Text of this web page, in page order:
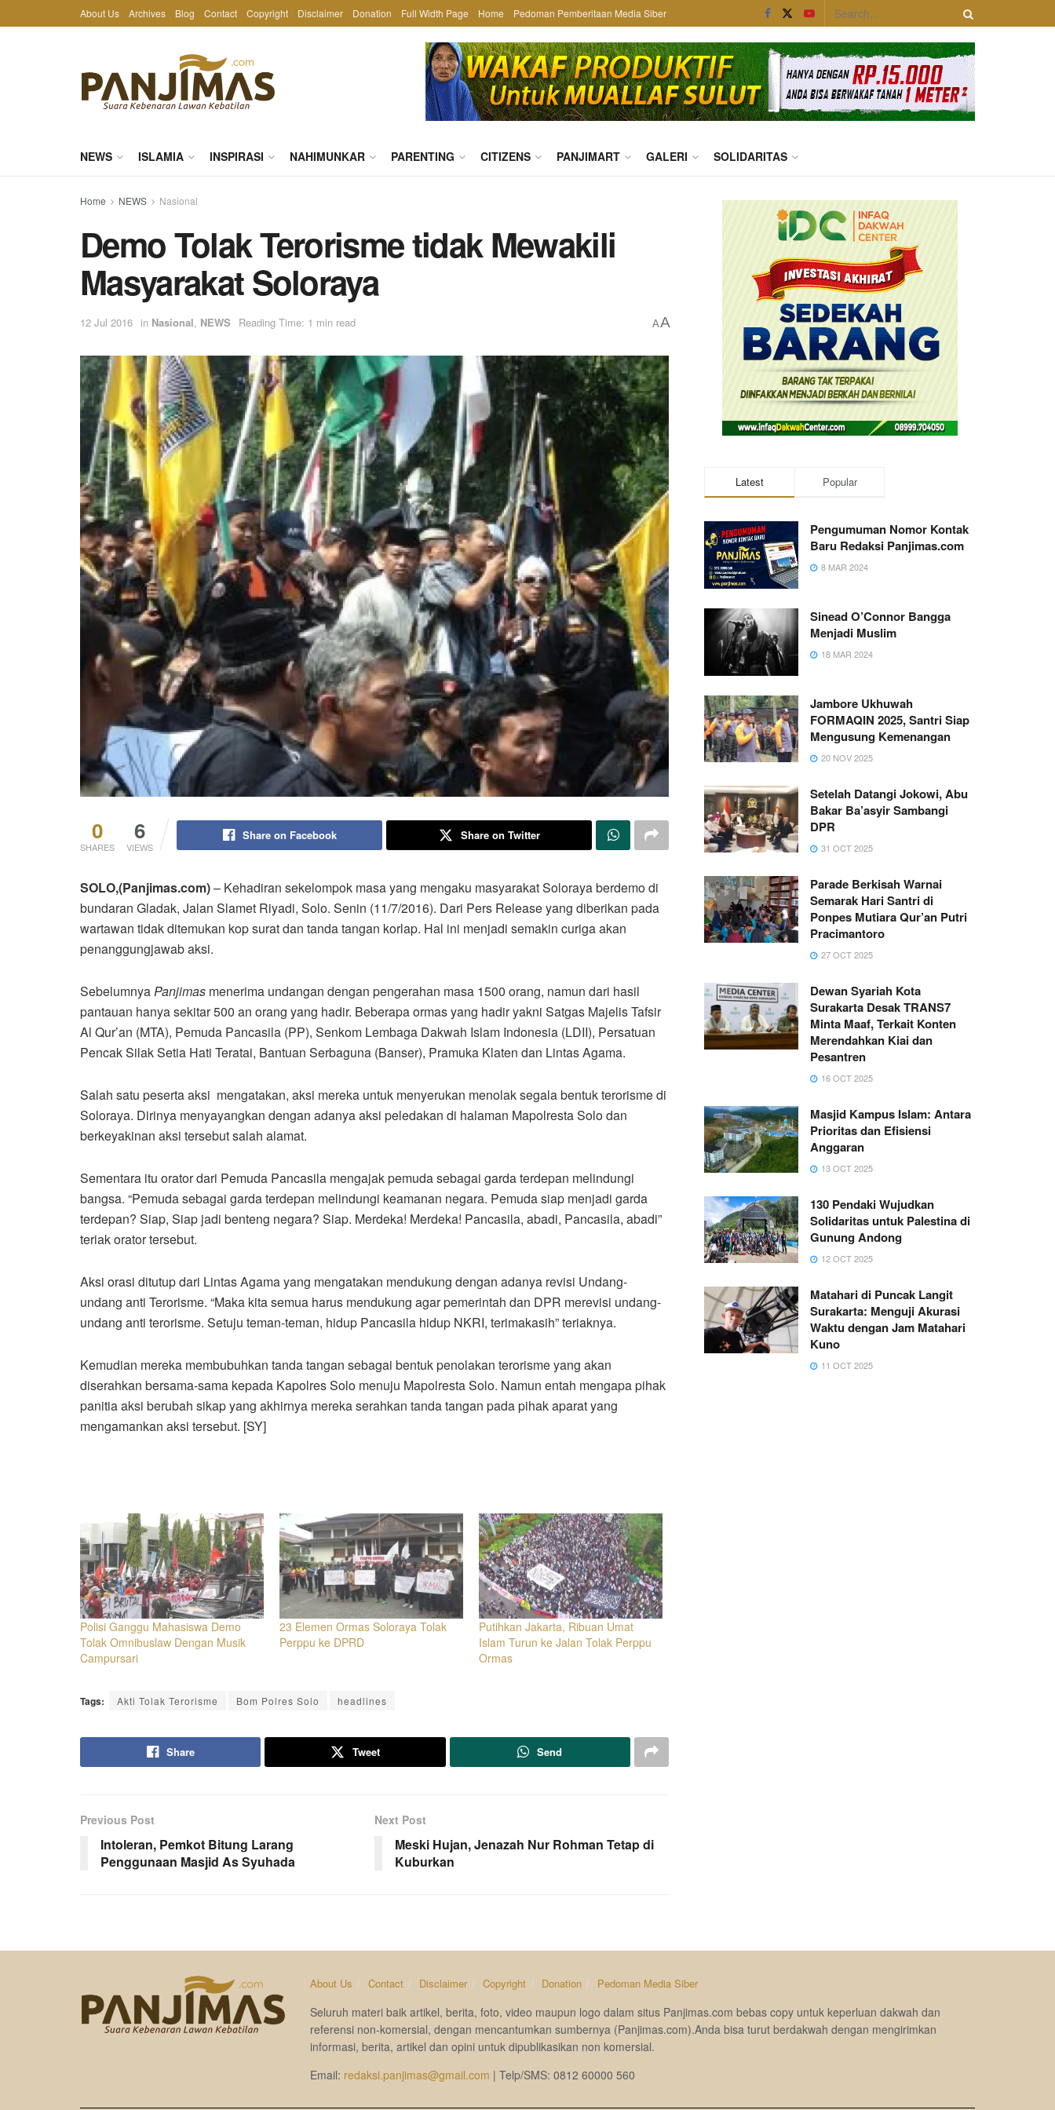
About Us Archives Blog Contact Copyright Disclaimer Donation Full Width Page Home Pedoman Pemberitaan Media Siber
NEWS ISLAMIA INSPIRASI NAHIMUNKAR PARENTING CITIZENS PANJIMART GALERI SOLIDARITAS
Home NEWS Nasional
Demo Tolak Terorisme tidak Mewakili
Masyarakat Soloraya
12 Jul 2016 in Nasional, NEWS Reading Time: 1 min read AA
0
SHARES
6
VIEWS
Share on Facebook Share on Twitter
SOLO,(Panjimas.com)– Kehadiran sekelompok masa yang mengaku masyarakat Soloraya berdemo di
bundaran Gladak, Jalan Slamet Riyadi, Solo. Senin (11/7/2016). Dari Pers Release yang diberikan pada
wartawan tidak ditemukan kop surat dan tanda tangan korlap. Hal ini menjadi semakin curiga akan
penanggungjawab aksi.
SebelumnyaPanjimas menerima undangan dengan pengerahan masa 1500 orang, namun dari hasil
pantauan hanya sekitar 500 an orang yang hadir. Beberapa ormas yang hadir yakni Satgas Majelis Tafsir
Al Qur’an (MTA), Pemuda Pancasila (PP), Senkom Lembaga Dakwah Islam Indonesia (LDII), Persatuan
Pencak Silak Setia Hati Teratai, Bantuan Serbaguna (Banser), Pramuka Klaten dan Lintas Agama.
Salah satu peserta aksi mengatakan, aksi mereka untuk menyerukan menolak segala bentuk terorisme di
Soloraya. Dirinya menyayangkan dengan adanya aksi peledakan di halaman Mapolresta Solo dan
berkeyakinan aksi tersebut salah alamat.
Sementara itu orator dari Pemuda Pancasila mengajak pemuda sebagai garda terdepan melindungi
bangsa. “Pemuda sebagai garda terdepan melindungi keamanan negara. Pemuda siap menjadi garda
terdepan? Siap, Siap jadi benteng negara? Siap. Merdeka! Merdeka! Pancasila, abadi, Pancasila, abadi”
teriak orator tersebut.
Aksi orasi ditutup dari Lintas Agama yang mengatakan mendukung dengan adanya revisi Undang-
undang anti Terorisme. “Maka kita semua harus mendukung agar pemerintah dan DPR merevisi undang-
undang anti terorisme. Setuju teman-teman, hidup Pancasila hidup NKRI, terimakasih” teriaknya.
Kemudian mereka membubuhkan tanda tangan sebagai bentuk penolakan terorisme yang akan
diserahkan bersama-sama kepada Kapolres Solo menuju Mapolresta Solo. Namun entah mengapa pihak
panitia aksi berubah sikap yang akhirnya mereka serahkan tanda tangan pada pihak aparat yang
mengamankan aksi tersebut. [SY]
Polisi Ganggu Mahasiswa Demo
Tolak Omnibuslaw Dengan Musik
Campursari
23 Elemen Ormas Soloraya Tolak
Perppu ke DPRD
Putihkan Jakarta, Ribuan Umat
Islam Turun ke Jalan Tolak Perppu
Ormas
Tags: Akti Tolak Terorisme Bom Polres Solo headlines
Share Tweet Send
Previous Post
Intoleran, Pemkot Bitung Larang
Penggunaan Masjid As Syuhada
Next Post
Meski Hujan, Jenazah Nur Rohman Tetap di
Kuburkan
Latest Popular
Pengumuman Nomor Kontak
Baru Redaksi Panjimas.com
8 MAR 2024
Sinead O’Connor Bangga
Menjadi Muslim
18 MAR 2024
Jambore Ukhuwah
FORMAQIN 2025, Santri Siap
Mengusung Kemenangan
20 NOV 2025
Setelah Datangi Jokowi, Abu
Bakar Ba’asyir Sambangi
DPR
31 OCT 2025
Parade Berkisah Warnai
Semarak Hari Santri di
Ponpes Mutiara Qur’an Putri
Pracimantoro
27 OCT 2025
Dewan Syariah Kota
Surakarta Desak TRANS7
Minta Maaf, Terkait Konten
Merendahkan Kiai dan
Pesantren
16 OCT 2025
Masjid Kampus Islam: Antara
Prioritas dan Efisiensi
Anggaran
13 OCT 2025
130 Pendaki Wujudkan
Solidaritas untuk Palestina di
Gunung Andong
12 OCT 2025
Matahari di Puncak Langit
Surakarta: Menguji Akurasi
Waktu dengan Jam Matahari
Kuno
11 OCT 2025
About Us Contact Disclaimer Copyright Donation Pedoman Media Siber
Seluruh materi baik artikel, berita, foto, video maupun logo dalam situs Panjimas.com bebas copy untuk keperluan dakwah dan
referensi non-komersial, dengan mencantumkan sumbernya (Panjimas.com).Anda bisa turut berdakwah dengan mengirimkan
informasi, berita, artikel dan opini untuk dipublikasikan non komersial.
Email: redaksi.panjimas@gmail.com | Telp/SMS: 0812 60000 560